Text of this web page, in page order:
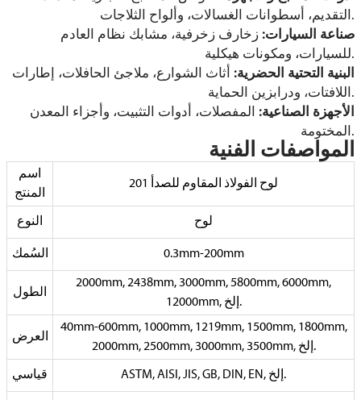
التقديم، أسطوانات الغسالات، وألواح الثلاجات.
صناعة السيارات: زخارف زخرفية، مشابك نظام العادم
للسيارات، ومكونات هيكلية.
البنية التحتية الحضرية: أثاث الشوارع، ملاجئ الحافلات، إطارات
اللافتات، ودرابزين الحماية.
الأجهزة الصناعية: المفصلات، أدوات التثبيت، وأجزاء المعدن
المختومة.
المواصفات الفنية
اسم
المنتج
لوح الفولاذ المقاوم للصدأ 201
النوع لوح
السُمك 0.3mm-200mm
الطول
2000mm, 2438mm, 3000mm, 5800mm, 6000mm,
12000mm, إلخ.
العرض
40mm-600mm, 1000mm, 1219mm, 1500mm, 1800mm,
2000mm, 2500mm, 3000mm, 3500mm, إلخ.
قياسي ASTM, AISI, JIS, GB, DIN, EN, إلخ.